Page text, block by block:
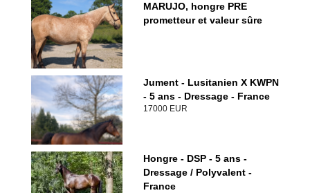
MARUJO, hongre PRE
prometteur et valeur sûre
Jument - Lusitanien X KWPN
- 5 ans - Dressage - France
17000 EUR
Hongre - DSP - 5 ans -
Dressage / Polyvalent -
France